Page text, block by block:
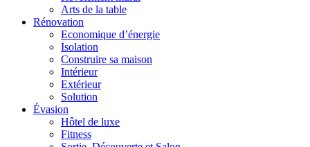
Arts de la table
Rénovation
Economique d’énergie
Isolation
Construire sa maison
Intérieur
Extérieur
Solution
Évasion
Hôtel de luxe
Fitness